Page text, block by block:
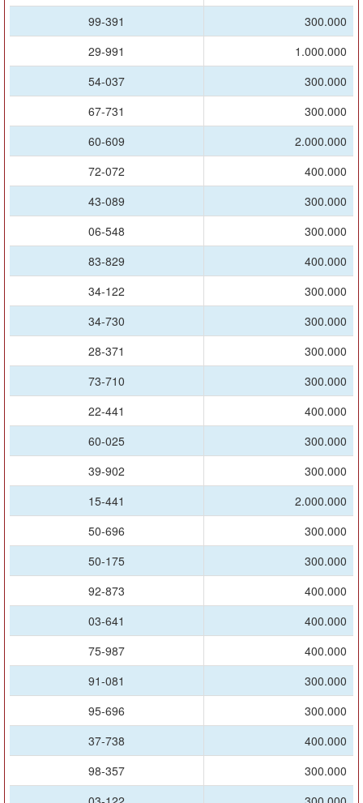
99-391
300.000
29-991
1.000.000
54-037
300.000
67-731
300.000
60-609
2.000.000
72-072
400.000
43-089
300.000
06-548
300.000
83-829
400.000
34-122
300.000
34-730
300.000
28-371
300.000
73-710
300.000
22-441
400.000
60-025
300.000
39-902
300.000
15-441
2.000.000
50-696
300.000
50-175
300.000
92-873
400.000
03-641
400.000
75-987
400.000
91-081
300.000
95-696
300.000
37-738
400.000
98-357
300.000